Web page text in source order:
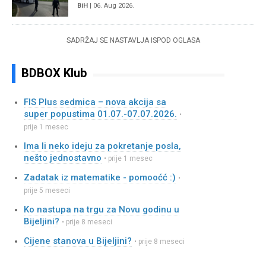
BiH | 06. Aug 2026.
SADRŽAJ SE NASTAVLJA ISPOD OGLASA
BDBOX Klub
FIS Plus sedmica – nova akcija sa
super popustima 01.07.-07.07.2026. •
prije 1 mesec
Ima li neko ideju za pokretanje posla,
nešto jednostavno • prije 1 mesec
Zadatak iz matematike - pomooćć :) •
prije 5 meseci
Ko nastupa na trgu za Novu godinu u
Bijeljini? • prije 8 meseci
Cijene stanova u Bijeljini? • prije 8 meseci